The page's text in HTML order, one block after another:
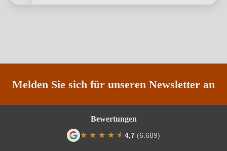
Melden Sie sich für unseren Newsletter an
Bewertungen
★ ★ ★ ★ ★
★ 4,7 (6.689)